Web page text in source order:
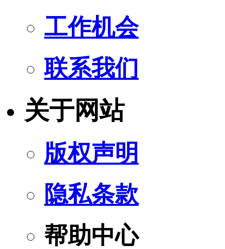
工作机会
联系我们
关于网站
版权声明
隐私条款
帮助中心